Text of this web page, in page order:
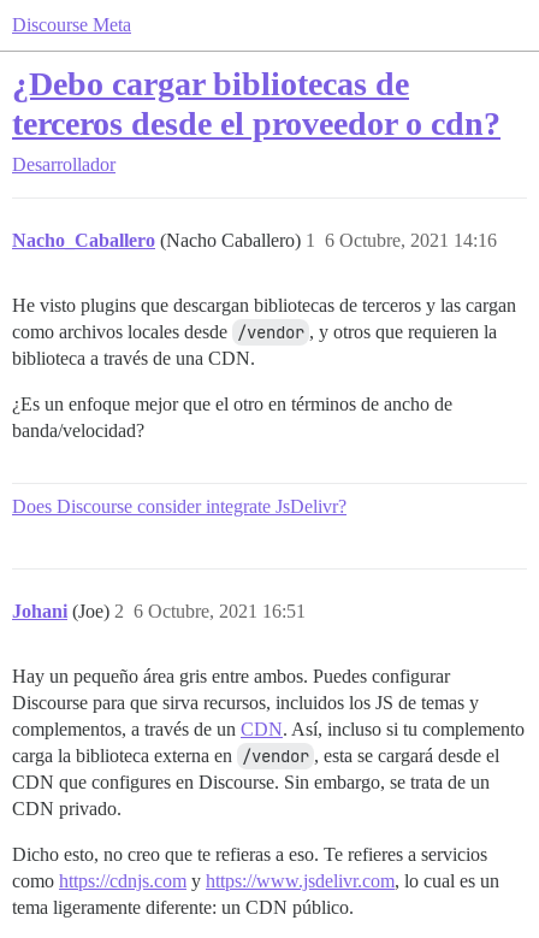
Discourse Meta
¿Debo cargar bibliotecas de
terceros desde el proveedor o cdn?
Desarrollador
Nacho_Caballero (Nacho Caballero) 6 Octubre, 2021 14:16
1
He visto plugins que descargan bibliotecas de terceros y las cargan
como archivos locales desde /vendor , y otros que requieren la
biblioteca a través de una CDN.
¿Es un enfoque mejor que el otro en términos de ancho de
banda/velocidad?
Does Discourse consider integrate JsDelivr?
Johani (Joe) 6 Octubre, 2021 16:51
2
Hay un pequeño área gris entre ambos. Puedes configurar
Discourse para que sirva recursos, incluidos los JS de temas y
complementos, a través de un CDN. Así, incluso si tu complemento
carga la biblioteca externa en
/vendor , esta se cargará desde el
CDN que configures en Discourse. Sin embargo, se trata de un
CDN privado.
Dicho esto, no creo que te refieras a eso. Te refieres a servicios
como https://cdnjs.com y https://www.jsdelivr.com, lo cual es un
tema ligeramente diferente: un CDN público.